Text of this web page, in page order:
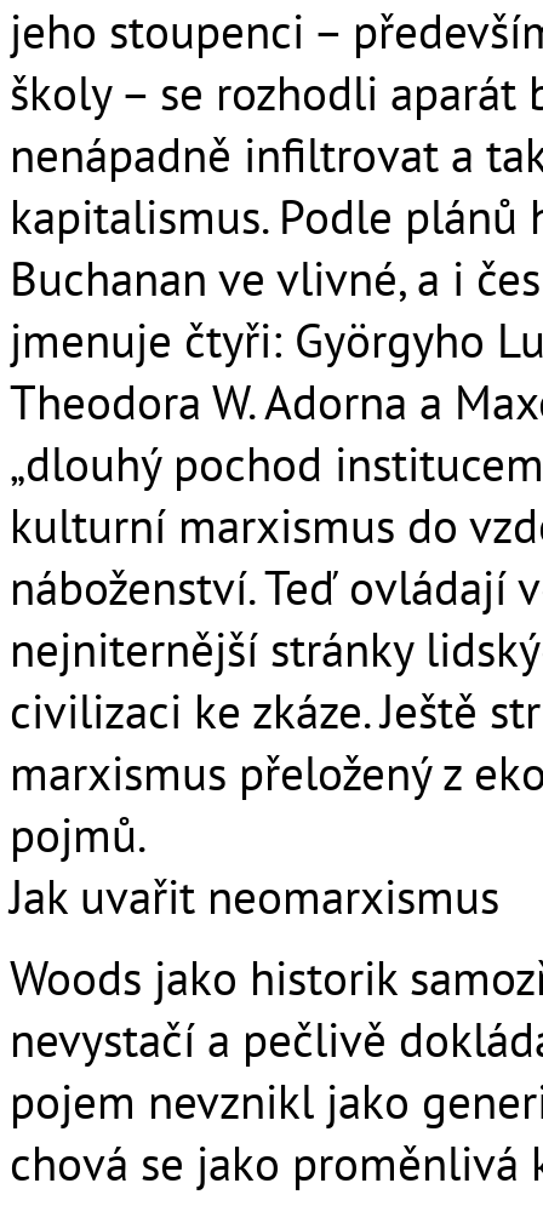
jeho stoupenci –
školy – se rozhodli aparát
nenápadně infiltrovat a
kapitalismus. Podle
Buchanan ve vlivné, a i
jmenuje čtyři: Györgyho
Theodora W. Adorna a
„dlouhý pochod
kulturní marxismus do
náboženství. Teď
nejniternější stránky
civilizaci ke zkáze. Ještě
marxismus přeložený z
pojmů.
Jak uvařit neomarxismus
Woods jako historik
nevystačí a pečlivě
pojem nevznikl jako
chová se jako